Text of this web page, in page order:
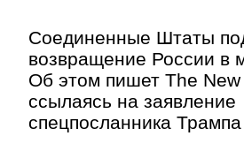
Соединенные Штаты
возвращение России в
Об этом пишет The New
ссылаясь на заявление
спецпосланника